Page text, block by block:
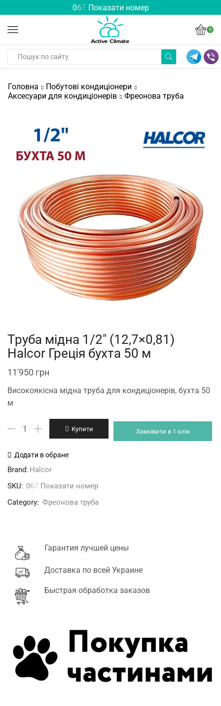
067 Показати номер
0
Головна
Побутові кондиціонери
Аксесуари для кондиціонерів
Фреонова труба
Труба мідна 1/2″ (12,7×0,81)
Halcor Греція бухта 50 м
11'950 грн
Високоякісна мідна труба для кондиціонерів, бухта 50
м
Труба
1/2"
Греція
бухта
Купити Замовити в 1 клік
Додати в обране
Brand: Halcor
SKU: 067 Показати номер
Category: Фреонова труба
Гарантия лучшей цены
Доставка по всей Украине
Быстрая обработка заказов